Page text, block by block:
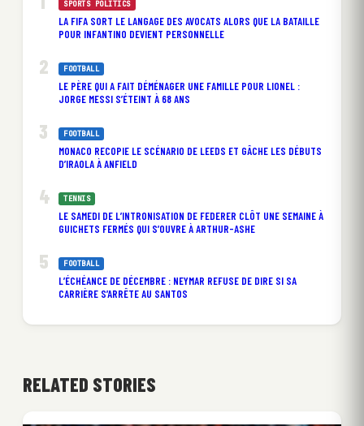
SPORTS POLITICS
LA FIFA SORT LE LANGAGE DES AVOCATS ALORS QUE LA BATAILLE
POUR INFANTINO DEVIENT PERSONNELLE
FOOTBALL
LE PÈRE QUI A FAIT DÉMÉNAGER UNE FAMILLE POUR LIONEL :
JORGE MESSI S’ÉTEINT À 68 ANS
FOOTBALL
MONACO RECOPIE LE SCÉNARIO DE LEEDS ET GÂCHE LES DÉBUTS
D’IRAOLA À ANFIELD
TENNIS
LE SAMEDI DE L’INTRONISATION DE FEDERER CLÔT UNE SEMAINE À
GUICHETS FERMÉS QUI S’OUVRE À ARTHUR-ASHE
FOOTBALL
L’ÉCHÉANCE DE DÉCEMBRE : NEYMAR REFUSE DE DIRE SI SA
CARRIÈRE S’ARRÊTE AU SANTOS
RELATED STORIES